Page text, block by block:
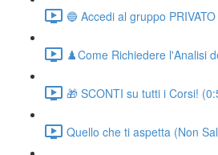
🔵 Accedi al gruppo
♟️Come Richiedere l'Analisi
🎁 SCONTI su tutti i Corsi!
Quello che ti aspetta (Non